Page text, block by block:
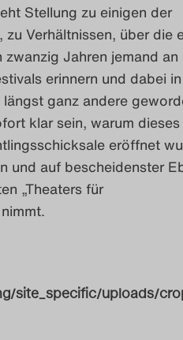
Stellung zu einigen der
Verhältnissen, über die
Jahren jemand an
erinnern und dabei in
ganz andere
klar sein, warum dieses
eröffnet
und auf bescheidenster
„Theaters für
site_specific/uploads/